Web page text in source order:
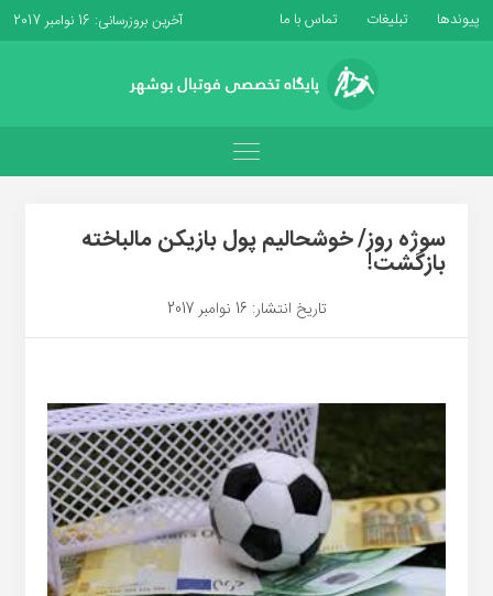
پیوندها تبلیغات تماس با ما آخرین بروزرسانی: 16 نوامبر 2017
سوژه روز/ خوشحالیم پول بازیکن مالباخته
بازگشت!
تاریخ انتشار: 16 نوامبر 2017